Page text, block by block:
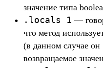
значение типа
.locals 1 —
что метод
(в данном случае он
возвращаемое